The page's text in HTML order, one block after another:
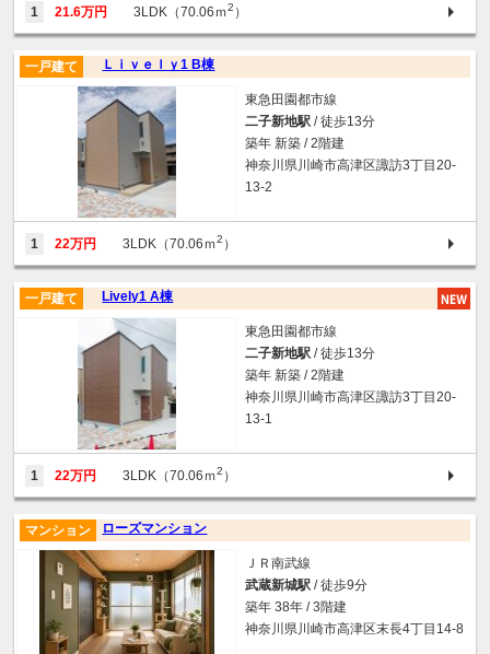
1 21.6万円 3LDK（70.06ｍ2 ）
Ｌｉｖｅｌｙ1 B棟
一戸建て
東急田園都市線
二子新地駅 / 徒歩13分
築年 新築 / 2階建
神奈川県川崎市高津区諏訪3丁目20-
13-2
1 22万円 3LDK（70.06ｍ2 ）
Lively1 A棟
一戸建て
東急田園都市線
二子新地駅 / 徒歩13分
築年 新築 / 2階建
神奈川県川崎市高津区諏訪3丁目20-
13-1
1 22万円 3LDK（70.06ｍ2 ）
ローズマンション
マンション
ＪＲ南武線
武蔵新城駅 / 徒歩9分
築年 38年 / 3階建
神奈川県川崎市高津区末長4丁目14-8